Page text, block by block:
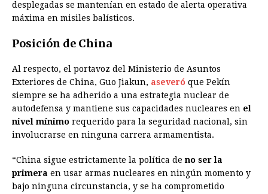
desplegadas se mantenían en estado de alerta operativa
máxima en misiles balísticos.
Posición de China
Al respecto, el portavoz del Ministerio de Asuntos
Exteriores de China, Guo Jiakun, aseveró que Pekín
siempre se ha adherido a una estrategia nuclear de
autodefensa y mantiene sus capacidades nucleares en el
nivel mínimo requerido para la seguridad nacional, sin
involucrarse en ninguna carrera armamentista.
“China sigue estrictamente la política deno ser la
primera en usar armas nucleares en ningún momento y
bajo ninguna circunstancia, y se ha comprometido